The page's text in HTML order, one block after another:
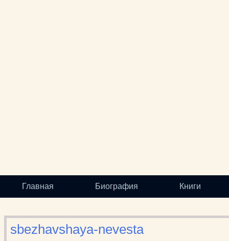
Главная Биография Книги
sbezhavshaya-nevesta